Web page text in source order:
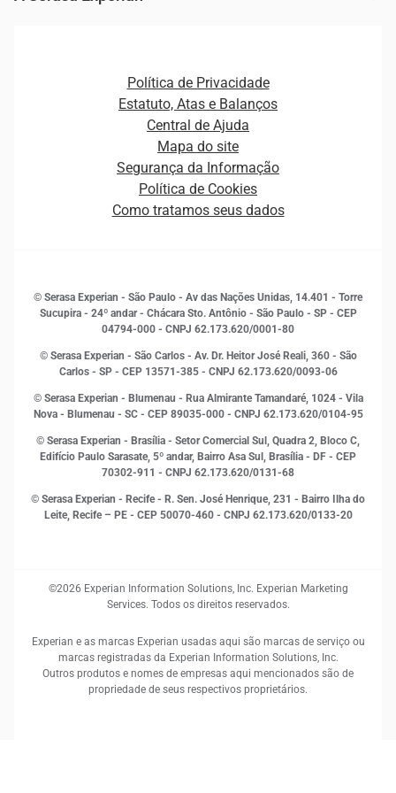
Plataformas e Motores de decisão
Ver todo o conteúdo
Curso Gratuito de Saúde Financeira
Empreendedorismo
Estudos e Pesquisas
Inovação e Tecnologia
Leis e impostos
Marketing
Open Finance
Proteção de Dados
Sustentabilidade Corporativa
Distribuidores e representantes
Estrutura Organizacional
Sala de Imprensa
Política de Privacidade
Estatuto, Atas e Balanços
Central de Ajuda
Mapa do site
Segurança da Informação
Política de Cookies
Como tratamos seus dados
© Serasa Experian - São Paulo - Av das Nações Unidas, 14.401 - Torre
Sucupira - 24º andar - Chácara Sto. Antônio - São Paulo - SP - CEP
04794-000 - CNPJ 62.173.620/0001-80
© Serasa Experian - São Carlos - Av. Dr. Heitor José Reali, 360 - São
Carlos - SP - CEP 13571-385 - CNPJ 62.173.620/0093-06
© Serasa Experian - Blumenau - Rua Almirante Tamandaré, 1024 - Vila
Nova - Blumenau - SC - CEP 89035-000 - CNPJ 62.173.620/0104-95
© Serasa Experian - Brasília - Setor Comercial Sul, Quadra 2, Bloco C,
Edifício Paulo Sarasate, 5º andar, Bairro Asa Sul, Brasília - DF - CEP
70302-911 - CNPJ 62.173.620/0131-68
© Serasa Experian - Recife - R. Sen. José Henrique, 231 - Bairro Ilha do
Leite, Recife – PE - CEP 50070-460 - CNPJ 62.173.620/0133-20
©2026 Experian Information Solutions, Inc. Experian Marketing
Services. Todos os direitos reservados.
Experian e as marcas Experian usadas aqui são marcas de serviço ou
marcas registradas da Experian Information Solutions, Inc.
Outros produtos e nomes de empresas aqui mencionados são de
propriedade de seus respectivos proprietários.